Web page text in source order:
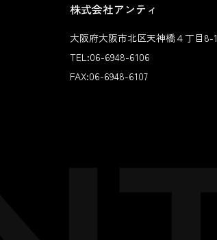
株式会社アンティ
大阪府大阪市北区天神橋４丁目8-
TEL:06-6948-6106
FAX:06-6948-6107